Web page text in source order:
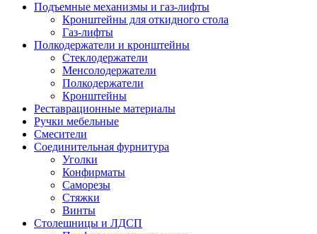
Подъемные механизмы и газ-лифты
Кронштейны для откидного стола
Газ-лифты
Полкодержатели и кронштейны
Стеклодержатели
Менсолодержатели
Полкодержатели
Кронштейны
Реставрационные материалы
Ручки мебельные
Смесители
Соединительная фурнитура
Уголки
Конфирматы
Саморезы
Стяжки
Винты
Столешницы и ЛДСП